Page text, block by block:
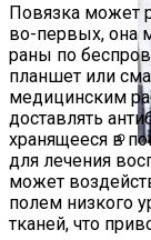
Повязка может
во-первых, она
раны по
планшет или
медицинским
доставлять
хранящееся в
для лечения
может
полем низкого
тканей, что